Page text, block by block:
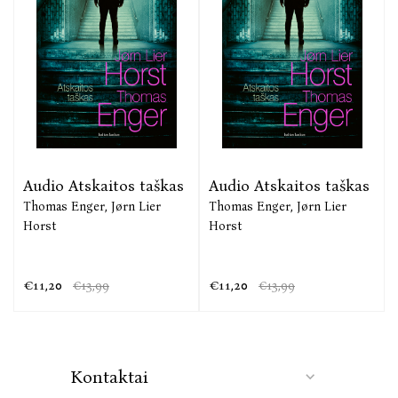
Audio Atskaitos taškas
Thomas Enger, Jørn Lier
Horst
€11,20 €13,99
Audio Atskaitos taškas
Thomas Enger, Jørn Lier
Horst
€11,20 €13,99
Kontaktai